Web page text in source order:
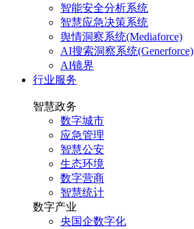
智能安全分析系统
智慧应急决策系统
舆情洞察系统(Mediaforce)
AI搜索洞察系统(Generforce)
AI镜界
行业服务
智慧政务
数字城市
应急管理
智慧公安
生态环境
数字营商
智慧统计
数字产业
央国企数字化